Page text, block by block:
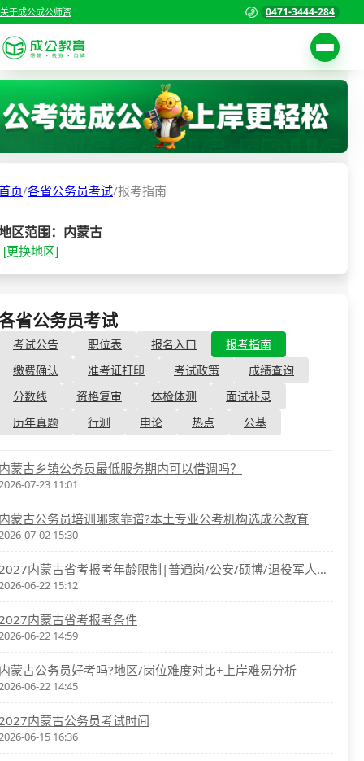
关于成公成公师资 0471-3444-284
考试公告
报考指南
缴费确认
准考证打印
成绩查询
分数线
资格复审
面试补录
历年真题
首页
国家公务员考试
各省公务员考试
教师资格/教师编制
国企/银行考试
页/各省公务员考试/报考指南
区范围：内蒙古
[更换地区]
省公务员考试- 报考指南
考试公告 职位表 报名入口
报考指南
缴费确认
准考证打印 考试政策
成绩查询
分数线
资格复审 体检体测
面试补录
历年真题
行测 申论 热点 公基
蒙古乡镇公务员最低服务期内可以借调吗？
07-23 11:01
蒙古公务员培训哪家靠谱?本土专业公考机构选成公教育
07-02 15:30
2027内蒙古省考报考年龄限制|普通岗/公安/硕博/退役军人放宽标准
06-22 15:12
内蒙古省考报考条件
06-22 14:59
蒙古公务员好考吗?地区/岗位难度对比+上岸难易分析
06-22 14:45
内蒙古公务员考试时间
06-15 16:36